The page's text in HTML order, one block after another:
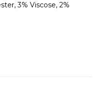
3% Viscose, 2%